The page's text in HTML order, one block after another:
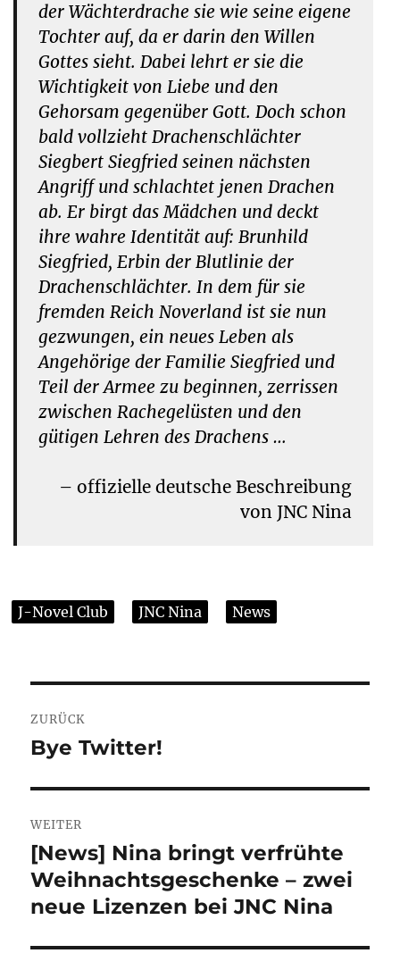
der Wächterdrache sie wie seine eigene
Tochter auf, da er darin den Willen
Gottes sieht. Dabei lehrt er sie die
Wichtigkeit von Liebe und den
Gehorsam gegenüber Gott. Doch schon
bald vollzieht Drachenschlächter
Siegbert Siegfried seinen nächsten
Angriff und schlachtet jenen Drachen
ab. Er birgt das Mädchen und deckt
ihre wahre Identität auf: Brunhild
Siegfried, Erbin der Blutlinie der
Drachenschlächter. In dem für sie
fremden Reich Noverland ist sie nun
gezwungen, ein neues Leben als
Angehörige der Familie Siegfried und
Teil der Armee zu beginnen, zerrissen
zwischen Rachegelüsten und den
gütigen Lehren des Drachens …
– offizielle deutsche Beschreibung
von JNC Nina
J-Novel Club JNC Nina News
ZURÜCK
Vorheriger
Bye Twitter!
WEITER
Nächster
Beitrag:
[News] Nina bringt verfrühte
Weihnachtsgeschenke – zwei
neue Lizenzen bei JNC Nina